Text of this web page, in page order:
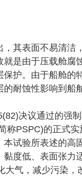
其表面不易清洁
是由于压载舱腐
护。由于船舱的
耐蚀性影响到船
决议通过的强
称PSPC)的正式
试验所表述的高
度低、表面张力
气，减少污染